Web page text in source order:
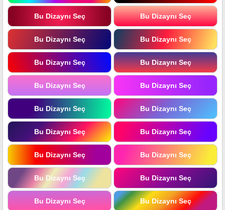
Bu Dizaynı Seç Bu Dizaynı Seç
Bu Dizaynı Seç Bu Dizaynı Seç
Bu Dizaynı Seç Bu Dizaynı Seç
Bu Dizaynı Seç Bu Dizaynı Seç
Bu Dizaynı Seç Bu Dizaynı Seç
Bu Dizaynı Seç Bu Dizaynı Seç
Bu Dizaynı Seç Bu Dizaynı Seç
Bu Dizaynı Seç Bu Dizaynı Seç
Bu Dizaynı Seç Bu Dizaynı Seç